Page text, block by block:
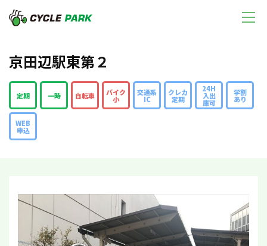
京田辺駅東第２
定期 一時 自転車 バイク
小
交通系
IC
クレカ
定期
24H
入出
庫可
学割
あり
WEB
申込